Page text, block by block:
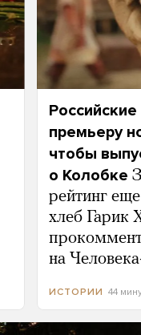
премьеру
чтобы
о Колобке
рейтинг
хлеб Гарик
на
ИСТОРИИ 44